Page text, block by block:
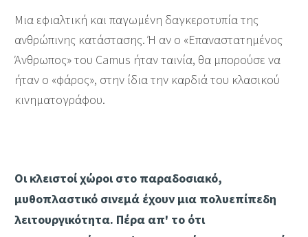
Μια εφιαλτική και παγωμένη δαγκεροτυπία της
ανθρώπινης κατάστασης. Ή αν ο «Επαναστατημένος
Άνθρωπος» του Camus ήταν ταινία, θα μπορούσε να
ήταν ο «φάρος», στην ίδια την καρδιά του κλασικού
κινηματογράφου.
Οι κλειστοί χώροι στο παραδοσιακό,
μυθοπλαστικό σινεμά έχουν μια πολυεπίπεδη
λειτουργικότητα. Πέρα απ' το ότι